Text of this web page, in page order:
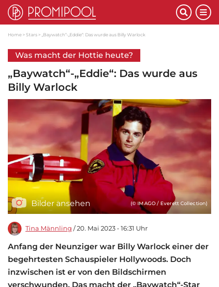
Home Stars „Baywatch“-„Eddie“: Das wurde aus Billy Warlock
Was macht der Hottie heute?
„Baywatch“-„Eddie“: Das wurde aus
Billy Warlock
Bilder ansehen (© IMAGO / Everett Collection)
Tina Männling / 20. Mai 2023 - 16:31 Uhr
Anfang der Neunziger war Billy Warlock einer der
begehrtesten Schauspieler Hollywoods. Doch
inzwischen ist er von den Bildschirmen
verschwunden. Das macht der „Baywatch“-Star